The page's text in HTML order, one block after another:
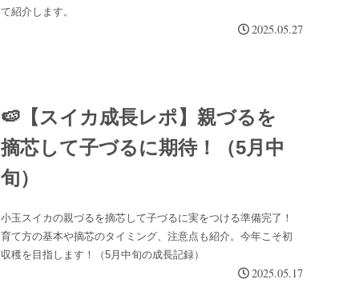
て紹介します。
2025.05.27
🍉【スイカ成長レポ】親づるを
摘芯して子づるに期待！（5月中
旬）
小玉スイカの親づるを摘芯して子づるに実をつける準備完了！
育て方の基本や摘芯のタイミング、注意点も紹介。今年こそ初
収穫を目指します！（5月中旬の成長記録）
2025.05.17